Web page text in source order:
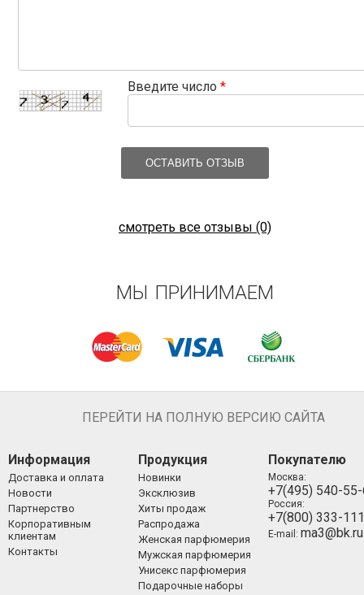
Введите число *
ОСТАВИТЬ ОТЗЫВ
смотреть все отзывы (0)
МЫ ПРИНИМАЕМ
ПЕРЕЙТИ НА ПОЛНУЮ ВЕРСИЮ САЙТА
Информация
Доставка и оплата
Новости
Партнерство
Корпоративным
клиентам
Контакты
Продукция
Новинки
Эксклюзив
Хиты продаж
Распродажа
Женская парфюмерия
Мужская парфюмерия
Унисекс парфюмерия
Подарочные наборы
Покупателю
Москва:
+7(495) 540-
Россия:
+7(800) 333-
E-mail: ma3@bk.ru